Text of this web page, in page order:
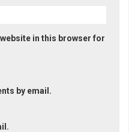
in this browser for
by email.